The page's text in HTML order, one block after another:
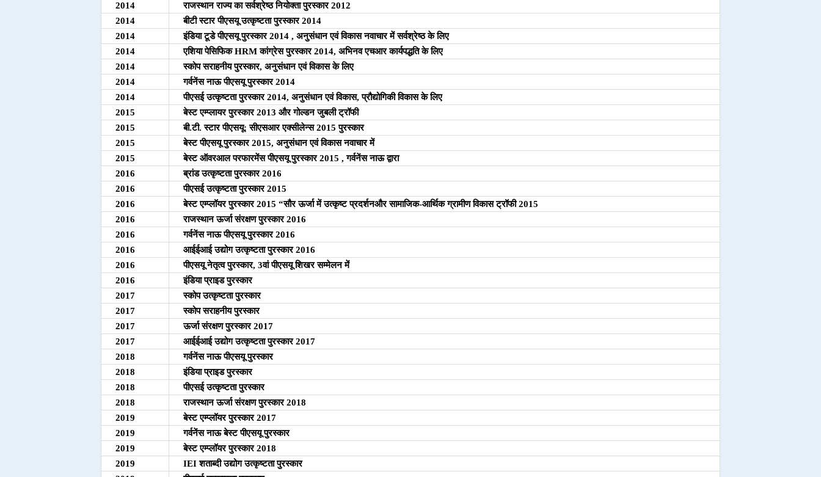
2014
राजस्थान राज्य का सर्वश्रेष्ठ नियोक्ता पुरस्कार 2012
2014
बीटी स्टार पीएसयू उत्कृष्टता पुरस्कार 2014
2014
इंडिया टूडे पीएसयू पुरस्कार 2014 , अनुसंधान एवं विकास नवाचार में सर्वश्रेष्ठ के लिए
2014
एशिया पेसिफिक HRM कांग्रेस पुरस्कार 2014, अभिनव एचआर कार्यपद्धति के लिए
2014
स्कोप सराहनीय पुरस्कार, अनुसंधान एवं विकास के लिए
2014
गर्वनेंस नाऊ पीएसयू पुरस्कार 2014
2014
पीएसई उत्कृष्टता पुरस्कार 2014, अनुसंधान एवं विकास, प्रौद्योगिकी विकास के लिए
2015
बेस्ट एम्प्लायर पुरस्कार 2013 और गोल्डन जुबली ट्रॉफी
2015
बी.टी. स्टार पीएसयू: सीएसआर एक्सीलेन्स 2015 पुरस्कार
2015
बेस्ट पीएसयू पुरस्कार 2015, अनुसंधान एवं विकास नवाचार में
2015
बेस्ट ऑवरआल परफारमेंस पीएसयू पुरस्कार 2015 , गर्वनेंस नाऊ द्वारा
2016
ब्रांड उत्कृष्टता पुरस्कार 2016
2016
पीएसई उत्कृष्टता पुरस्कार 2015
2016
बेस्ट एम्प्लॉयर पुरस्कार 2015 “सौर ऊर्जा में उत्कृष्ट प्रदर्शनऔर सामाजिक-आर्थिक ग्रामीण विकास ट्रॉफी 2015
2016
राजस्थान ऊर्जा संरक्षण पुरस्कार 2016
2016
गर्वनेंस नाऊ पीएसयू पुरस्कार 2016
2016
आईईआई उद्योग उत्कृष्टता पुरस्कार 2016
2016
पीएसयू नेतृत्व पुरस्कार, 3वां पीएसयू शिखर सम्मेलन में
2016
इंडिया प्राइड पुरस्कार
2017
स्कोप उत्कृष्टता पुरस्कार
2017
स्कोप सराहनीय पुरस्कार
2017
ऊर्जा संरक्षण पुरस्कार 2017
2017
आईईआई उद्योग उत्कृष्टता पुरस्कार 2017
2018
गर्वनेंस नाऊ पीएसयू पुरस्कार
2018
इंडिया प्राइड पुरस्कार
2018
पीएसई उत्कृष्टता पुरस्कार
2018
राजस्थान ऊर्जा संरक्षण पुरस्कार 2018
2019
बेस्ट एम्प्लॉयर पुरस्कार 2017
2019
गर्वनेंस नाऊ बेस्ट पीएसयू पुरस्कार
2019
बेस्ट एम्प्लॉयर पुरस्कार 2018
2019
IEI शताब्दी उद्योग उत्कृष्टता पुरस्कार